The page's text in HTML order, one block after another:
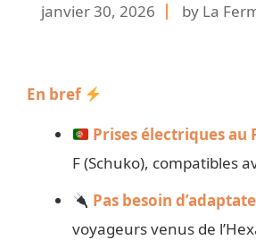
janvier 30, 2026 by La
En bref
Prises électriques au
F (Schuko), compatibles
Pas besoin
voyageurs venus de